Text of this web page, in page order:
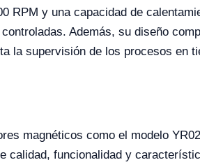
RPM y una capacidad de
Además, su diseño
la supervisión de los procesos en
magnéticos como el modelo
funcionalidad y